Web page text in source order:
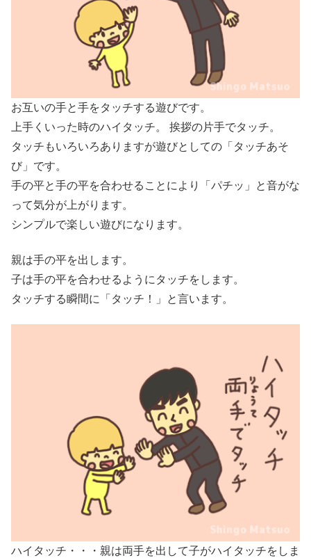
お互いの手と手をタッチする遊びです。
上手くいった時のハイタッチ。 挨拶の片手でタッチ。
タッチもいろいろありますが遊びとしての「タッチあそ
び」です。
手の平と手の平を合わせることにより「パチッ」と音がな
って気分が上がります。
シンプルで楽しい遊びになります。
親は手の平を出します。
子は手の平を合わせるようにタッチをします。
タッチする瞬間に「タッチ！」と言います。
ハイタッチ・・・親は両手を出して子がハイタッチをしま